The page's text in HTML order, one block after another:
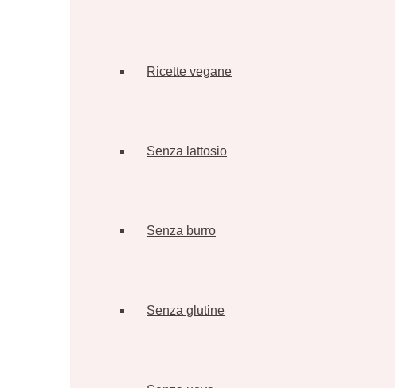
Ricette vegane
Senza lattosio
Senza burro
Senza glutine